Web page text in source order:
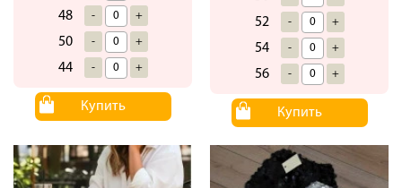
48 - +
50 - +
44 - +
Купить
52 - +
54 - +
56 - +
Купить